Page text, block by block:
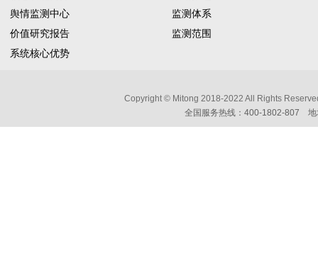
舆情监测中心
价值研究报告
系统核心优势
监测体系
监测范围
Copyright © Mitong 2018-2022 All Rights
全国服务热线：400-1802-807